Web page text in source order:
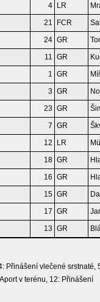
4 LR
21 FCR
24 GR
11 GR
1 GR
3 GR
23 GR
7 GR
12 LR
18 GR
16 GR
15 GR
17 GR
13 GR
Přinášení vlečené
v terénu, 12: Přinášení